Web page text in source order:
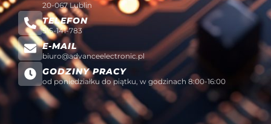
20-067 Lublin
TELEFON
515-141-783
E-MAIL
biuro@advanceelectronic.pl
GODZINY PRACY
od poniedziałku do piątku, w godzinach 8:00-16:00